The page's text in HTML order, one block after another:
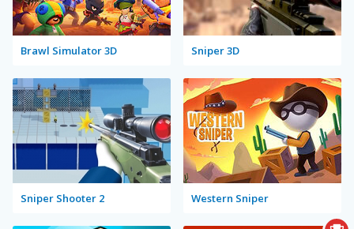
Brawl Simulator 3D Sniper 3D
Sniper Shooter 2 Western Sniper